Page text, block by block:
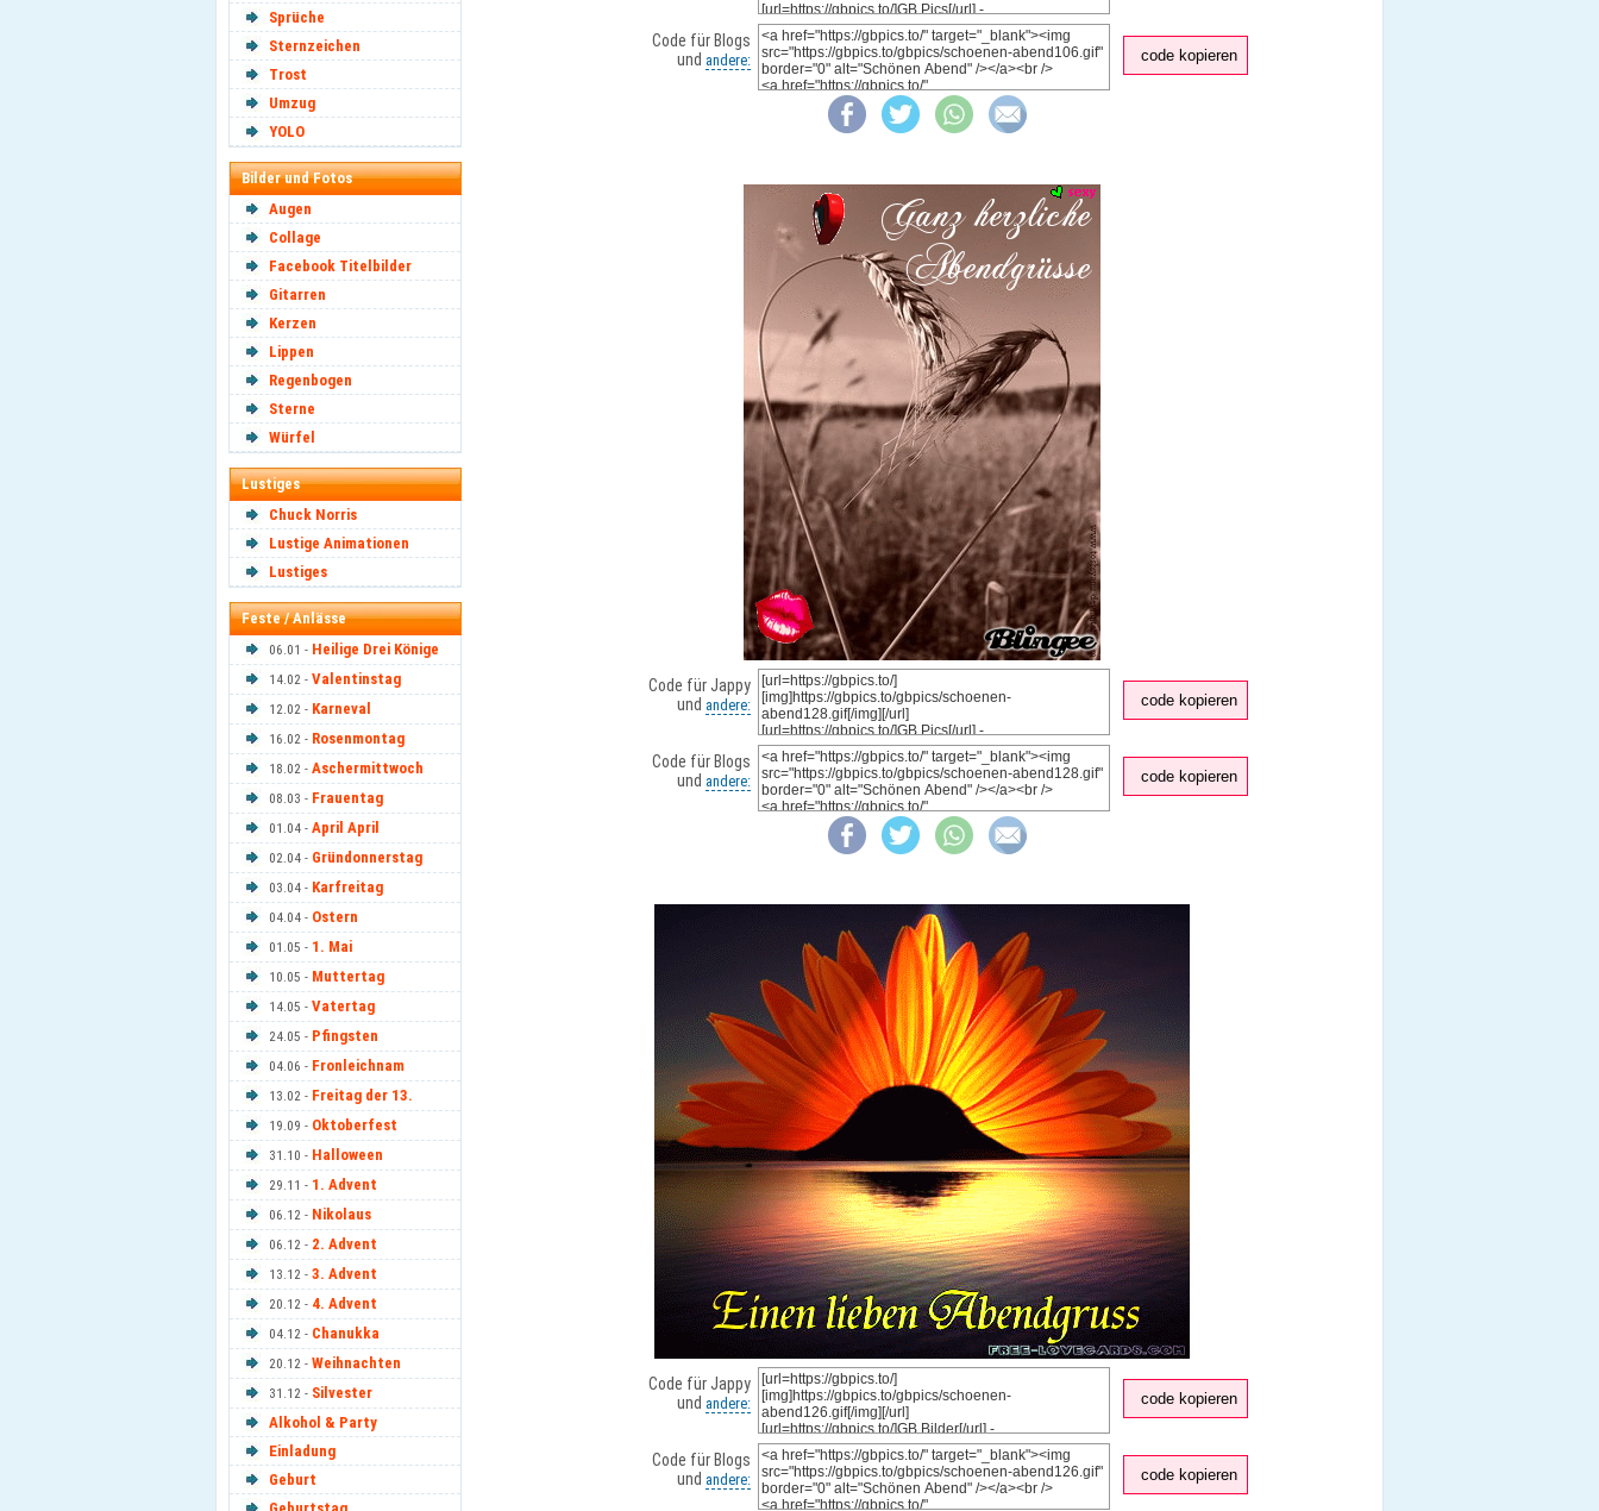
Sprüche
Sternzeichen
Trost
Umzug
YOLO
Bilder und Fotos
Augen
Collage
Facebook Titelbilder
Gitarren
Kerzen
Lippen
Regenbogen
Sterne
Würfel
Lustiges
Chuck Norris
Lustige Animationen
Lustiges
Feste / Anlässe
06.01 - Heilige Drei Könige
14.02 - Valentinstag
12.02 - Karneval
16.02 - Rosenmontag
18.02 - Aschermittwoch
08.03 - Frauentag
01.04 - April April
02.04 - Gründonnerstag
03.04 - Karfreitag
04.04 - Ostern
01.05 - 1. Mai
10.05 - Muttertag
14.05 - Vatertag
24.05 - Pfingsten
04.06 - Fronleichnam
13.02 - Freitag der 13.
19.09 - Oktoberfest
31.10 - Halloween
29.11 - 1. Advent
06.12 - Nikolaus
06.12 - 2. Advent
13.12 - 3. Advent
20.12 - 4. Advent
04.12 - Chanukka
20.12 - Weihnachten
31.12 - Silvester
Alkohol & Party
Einladung
Geburt
Code für Blogs
und andere: code kopieren
Code für Jappy
und andere: code kopieren
Code für Blogs
und andere: code kopieren
Code für Jappy
und andere: code kopieren
Code für Blogs
und andere: code kopieren